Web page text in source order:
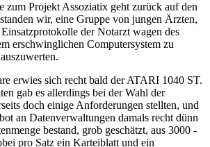
zum Projekt Assoziatix geht zurück auf den
wir, eine Gruppe von jungen Ärzten,
der Notarzt wagen des
erschwinglichen Computersystem zu
erwies sich recht bald der ATARI 1040 ST.
gab es allerdings bei der Wahl der
doch einige Anforderungen stellten, und
an Datenverwaltungen damals recht dünn
bestand, grob geschätzt, aus 3000 -
pro Satz ein Karteiblatt und ein